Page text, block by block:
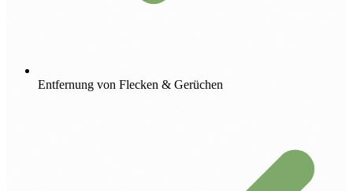
Entfernung von Flecken & Gerüchen